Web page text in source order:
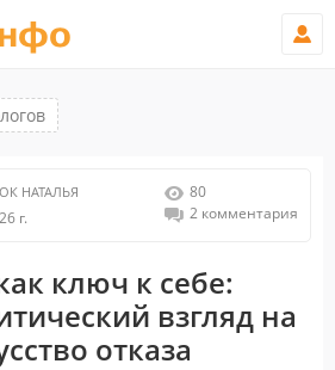
НАТАЛЬЯ
г.
80
2 комментария
ключ к себе:
взгляд на
отказа